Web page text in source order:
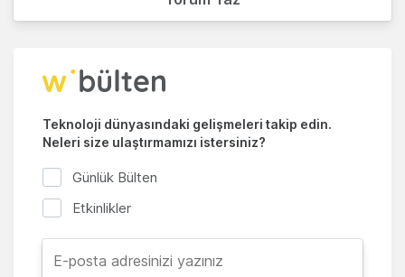
Teknoloji dünyasındaki gelişmeleri takip edin.
Neleri size ulaştırmamızı istersiniz?
Günlük Bülten
Etkinlikler